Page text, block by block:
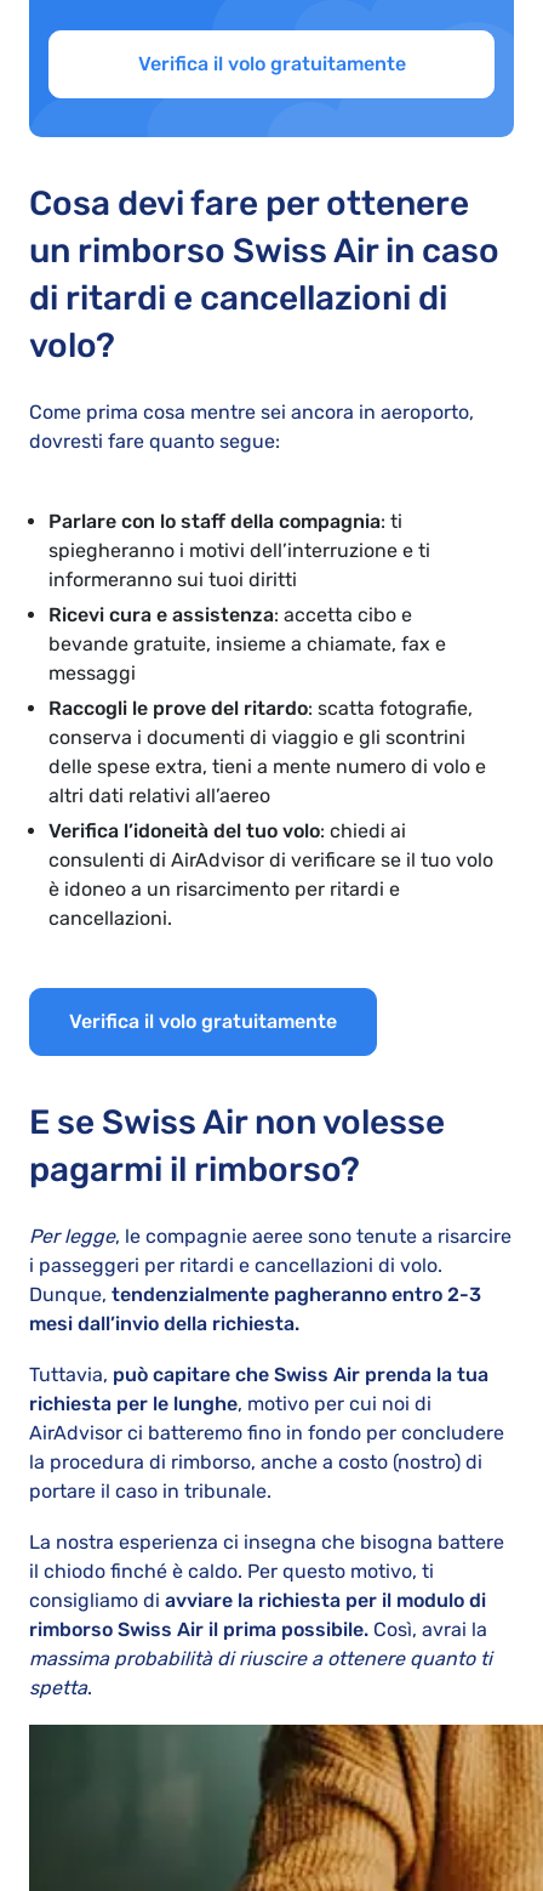
Verifica il volo gratuitamente
Cosa devi fare per ottenere
un rimborso Swiss Air in caso
di ritardi e cancellazioni di
volo?
Come prima cosa mentre sei ancora in aeroporto,
dovresti fare quanto segue:
Parlare con lo staff della compagnia: ti
spiegheranno i motivi dell’interruzione e ti
informeranno sui tuoi diritti
Ricevi cura e assistenza: accetta cibo e
bevande gratuite, insieme a chiamate, fax e
messaggi
Raccogli le prove del ritardo: scatta fotografie,
conserva i documenti di viaggio e gli scontrini
delle spese extra, tieni a mente numero di volo e
altri dati relativi all’aereo
Verifica l’idoneità del tuo volo: chiedi ai
consulenti di AirAdvisor di verificare se il tuo volo
è idoneo a un risarcimento per ritardi e
cancellazioni.
Verifica il volo gratuitamente
E se Swiss Air non volesse
pagarmi il rimborso?
Per legge, le compagnie aeree sono tenute a risarcire
i passeggeri per ritardi e cancellazioni di volo.
Dunque, tendenzialmente pagheranno entro 2-3
mesi dall’invio della richiesta.
Tuttavia, può capitare che Swiss Air prenda la tua
richiesta per le lunghe, motivo per cui noi di
AirAdvisor ci batteremo fino in fondo per concludere
la procedura di rimborso, anche a costo (nostro) di
portare il caso in tribunale.
La nostra esperienza ci insegna che bisogna battere
il chiodo finché è caldo. Per questo motivo, ti
consigliamo di avviare la richiesta per il modulo di
rimborso Swiss Air il prima possibile. Così, avrai la
massima probabilità di riuscire a ottenere quanto ti
spetta.